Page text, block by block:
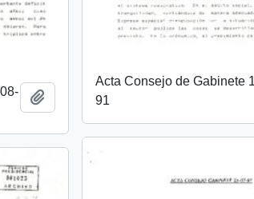
Acta Consejo de Gabinete
91
Añadir al portapapeles